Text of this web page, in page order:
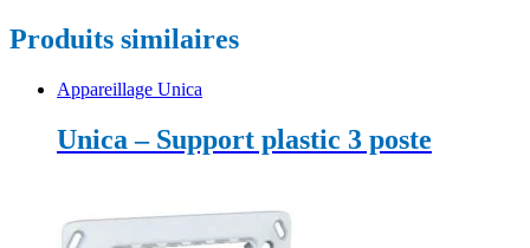
Produits similaires
Appareillage Unica
Unica – Support plastic 3 poste